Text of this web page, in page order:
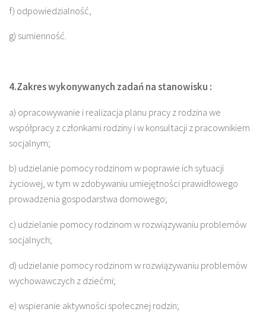
f) odpowiedzialność,
g) sumienność.
4.Zakres wykonywanych zadań na stanowisku :
a) opracowywanie i realizacja planu pracy z rodzina we
współpracy z członkami rodziny i w konsultacji z pracownikiem
socjalnym;
b) udzielanie pomocy rodzinom w poprawie ich sytuacji
życiowej, w tym w zdobywaniu umiejętności prawidłowego
prowadzenia gospodarstwa domowego;
c) udzielanie pomocy rodzinom w rozwiązywaniu problemów
socjalnych;
d) udzielanie pomocy rodzinom w rozwiązywaniu problemów
wychowawczych z dziećmi;
e) wspieranie aktywności społecznej rodzin;